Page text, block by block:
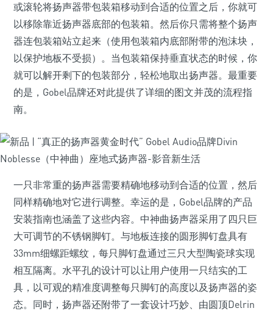
或滚轮将扬声器带包装箱移动到合适的位置之后，你就可
以移除靠近扬声器底部的包装箱。然后你只需将整个扬声
器连包装箱站立起来（使用包装箱内底部附带的泡沫块，
以保护地板不受损）。当包装箱保持垂直状态的时候，你
就可以解开剩下的包装部分，轻松地取出扬声器。最重要
的是，Gobel品牌还对此提供了详细的图文并茂的流程指
南。
一只非常重的扬声器需要精确地移动到合适的位置，然后
同样精确地对它进行调整。幸运的是，Gobel品牌的产品
安装指南也涵盖了这些内容。中神曲扬声器采用了四只巨
大可调节的不锈钢脚钉。与地板连接的圆形脚钉盘具有
33mm细螺距螺纹，每只脚钉盘通过三只大型陶瓷球实现
相互隔离。水平孔的设计可以让用户使用一只结实的工
具，以可观的精准度调整每只脚钉的高度以及扬声器的姿
态。同时，扬声器还附带了一套设计巧妙、由圆顶Delrin